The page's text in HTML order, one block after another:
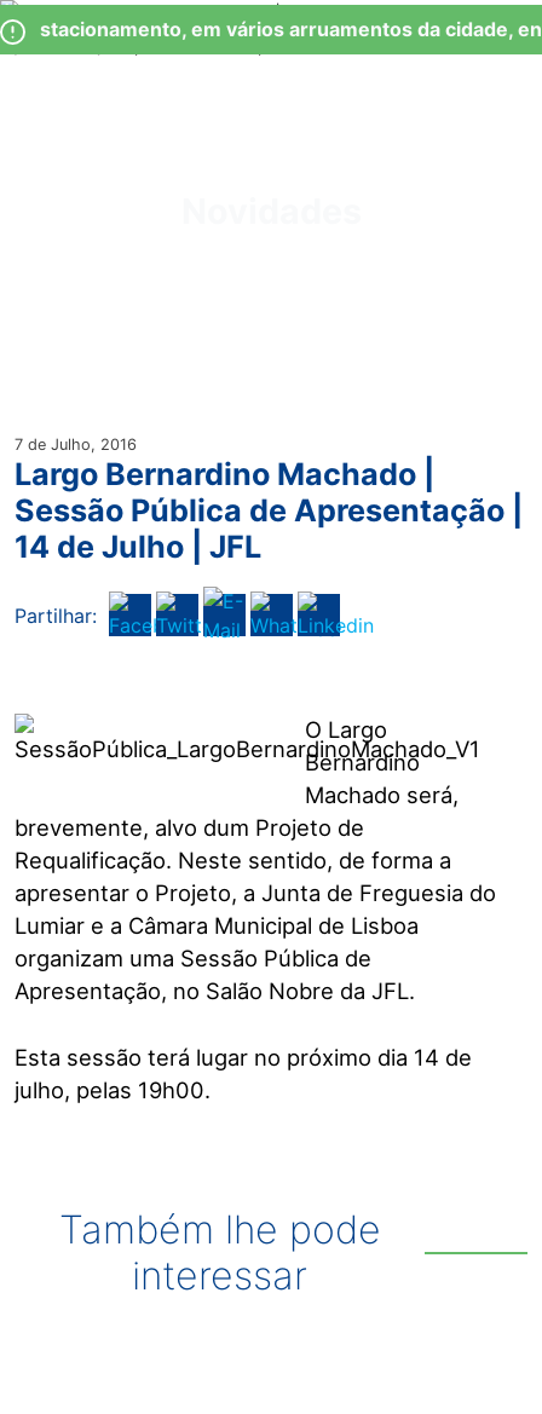
Observação:
este
Skip
to
Estacionamento, em vários arruamentos da cidade,
7 de Julho, 2016
Largo Bernardino Machado |
Sessão Pública de Apresentação |
14 de Julho | JFL
Partilhar:
O Largo
Bernardino
Machado será,
brevemente, alvo dum Projeto de
Requalificação. Neste sentido, de forma a
apresentar o Projeto, a Junta de Freguesia do
Lumiar e a Câmara Municipal de Lisboa
organizam uma Sessão Pública de
Apresentação, no Salão Nobre da JFL.
Esta sessão terá lugar no próximo dia 14 de
julho, pelas 19h00.
Também lhe pode
interessar